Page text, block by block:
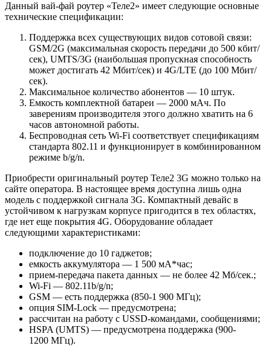
Данный вай-фай роутер «Теле2» имеет следующие основные
технические спецификации:
Поддержка всех существующих видов сотовой связи:
GSM/2G (максимальная скорость передачи до 500 кбит/
сек), UMTS/3G (наибольшая пропускная способность
может достигать 42 Мбит/сек) и 4G/LTE (до 100 Мбит/
сек).
Максимальное количество абонентов — 10 штук.
Емкость комплектной батареи — 2000 мАч. По
заверениям производителя этого должно хватить на 6
часов автономной работы.
Беспроводная сеть Wi-Fi соответствует спецификациям
стандарта 802.11 и функционирует в комбинированном
режиме b/g/n.
Приобрести оригинальный роутер Теле2 3G можно только на
сайте оператора. В настоящее время доступна лишь одна
модель с поддержкой сигнала 3G. Компактный девайс в
устойчивом к нагрузкам корпусе пригодится в тех областях,
где нет еще покрытия 4G. Оборудование обладает
следующими характеристиками:
подключение до 10 гаджетов;
емкость аккумулятора — 1 500 мА*час;
прием-передача пакета данных — не более 42 Мб/сек.;
Wi-Fi — 802.11b/g/n;
GSM — есть поддержка (850-1 900 МГц);
опция SIM-Lock — предусмотрена;
рассчитан на работу с USSD-командами, сообщениями;
HSPA (UMTS) — предусмотрена поддержка (900-
1200 МГц).